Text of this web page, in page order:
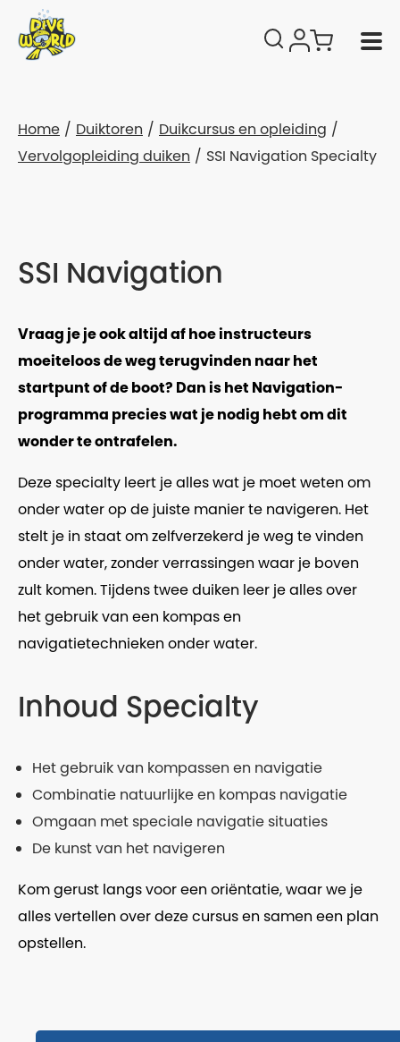
Home Duiktoren
Duikcursus en opleiding
Vervolgopleiding duiken
SSI Navigation Specialty
SSI Navigation
Vraag je je ook altijd af hoe instructeurs
moeiteloos de weg terugvinden naar het
startpunt of de boot? Dan is het Navigation-
programma precies wat je nodig hebt om dit
wonder te ontrafelen.
Deze specialty leert je alles wat je moet weten om
onder water op de juiste manier te navigeren. Het
stelt je in staat om zelfverzekerd je weg te vinden
onder water, zonder verrassingen waar je boven
zult komen. Tijdens twee duiken leer je alles over
het gebruik van een kompas en
navigatietechnieken onder water.
Inhoud Specialty
Het gebruik van kompassen en navigatie
Combinatie natuurlijke en kompas navigatie
Omgaan met speciale navigatie situaties
De kunst van het navigeren
Kom gerust langs voor een oriëntatie, waar we je
alles vertellen over deze cursus en samen een plan
opstellen.